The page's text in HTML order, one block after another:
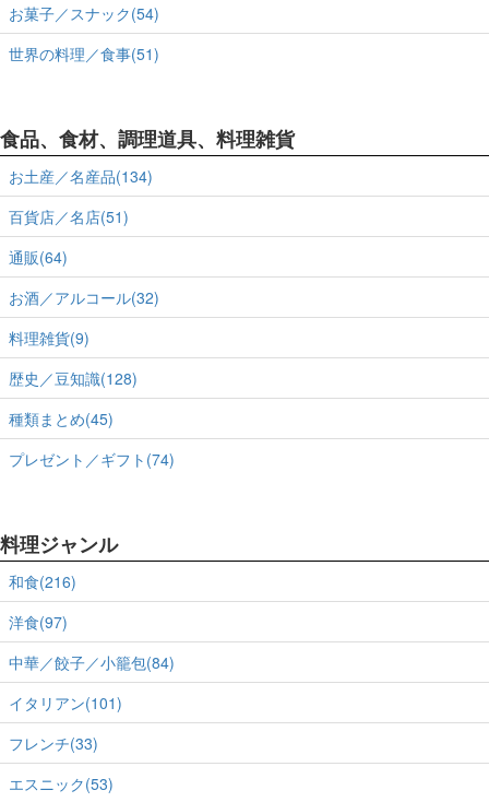
お菓子／スナック(54)
世界の料理／食事(51)
食品、食材、調理道具、料理雑貨
お土産／名産品(134)
百貨店／名店(51)
通販(64)
お酒／アルコール(32)
料理雑貨(9)
歴史／豆知識(128)
種類まとめ(45)
プレゼント／ギフト(74)
料理ジャンル
和食(216)
洋食(97)
中華／餃子／小籠包(84)
イタリアン(101)
フレンチ(33)
エスニック(53)